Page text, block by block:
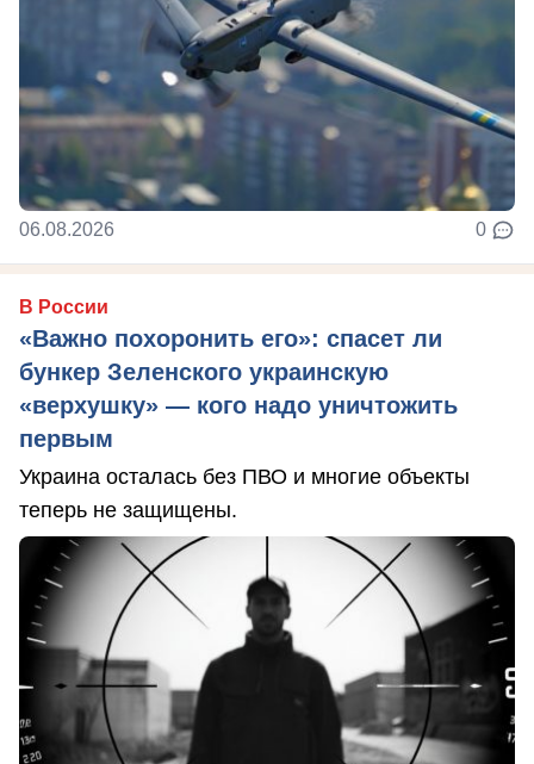
06.08.2026 0
В России
«Важно похоронить его»: спасет ли
бункер Зеленского украинскую
«верхушку» — кого надо уничтожить
первым
Украина осталась без ПВО и многие объекты
теперь не защищены.